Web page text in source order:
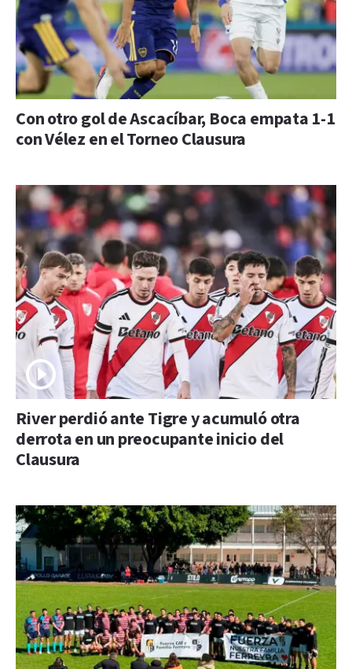
Con otro gol de Ascacíbar, Boca empata 1-1
con Vélez en el Torneo Clausura
River perdió ante Tigre y acumuló otra
derrota en un preocupante inicio del
Clausura